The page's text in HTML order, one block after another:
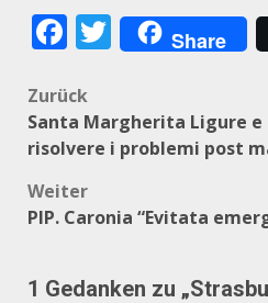
Facebook
Twitter
Share
Zurück
Santa Margherita Ligure
risolvere i problemi post
Weiter
PIP. Caronia “Evitata
1 Gedanken zu „